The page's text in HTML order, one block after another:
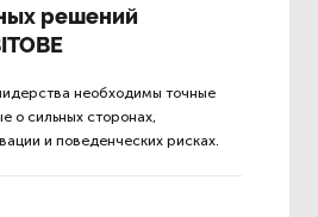
решений
необходимы точные
о сильных сторонах,
и поведенческих рисках.